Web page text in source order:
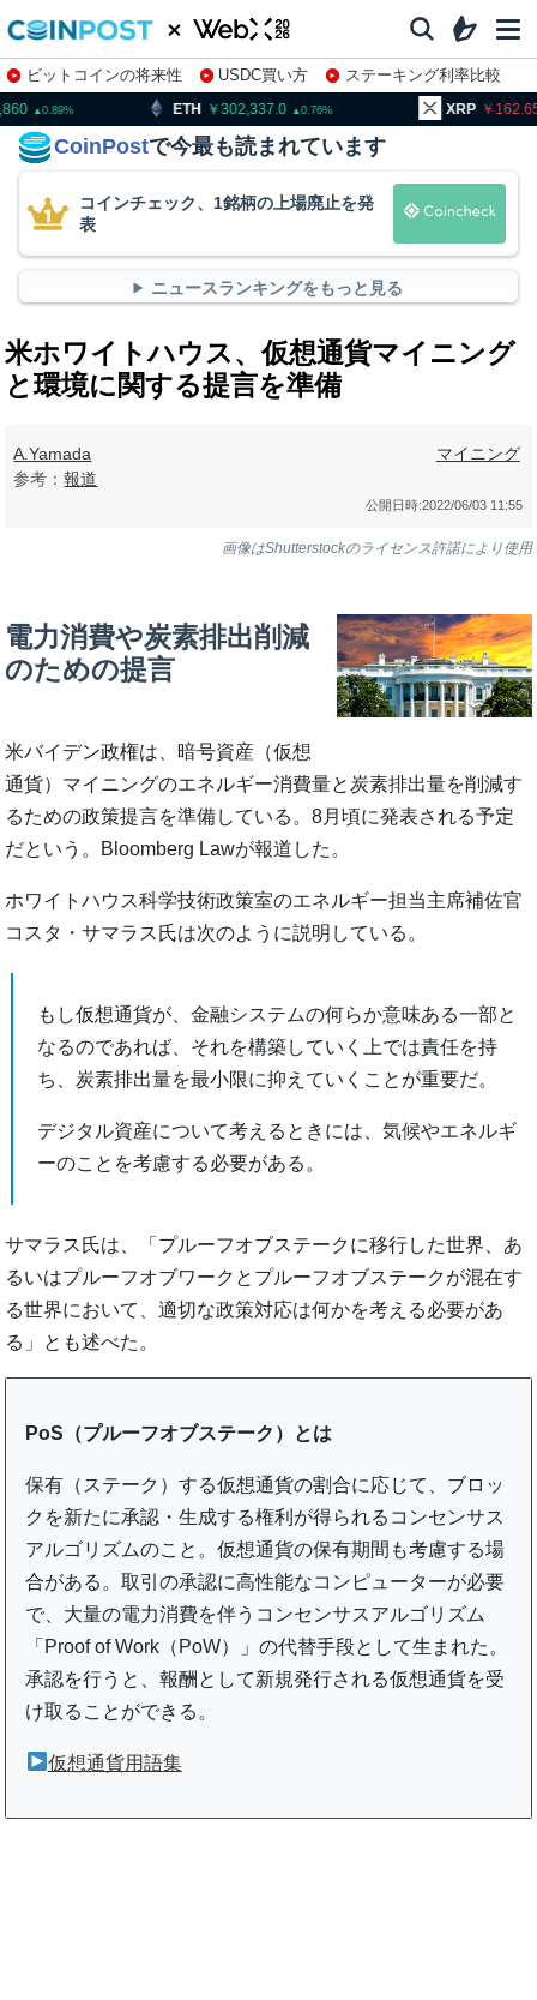
ビットコインの将来性 USDC買い方
ステーキング利率比較
株特集・関連銘柄
302,337.0 XRP 162.65
CoinPostで今最も読まれています
コインチェック、1銘柄の上場廃止を発
表
ニュースランキングをもっと見る
米ホワイトハウス、仮想通貨マイニング
と環境に関する提言を準備
A.Yamada
参考：報道
マイニング
公開日時:2022/06/03 11:55
画像はShutterstockのライセンス許諾により使用
電力消費や炭素排出削減
のための提言
米バイデン政権は、暗号資産（仮想
通貨）マイニングのエネルギー消費量と炭素排出量を削減す
るための政策提言を準備している。8月頃に発表される予定
だという。Bloomberg Lawが報道した。
ホワイトハウス科学技術政策室のエネルギー担当主席補佐官
コスタ・サマラス氏は次のように説明している。
もし仮想通貨が、金融システムの何らか意味ある一部と
なるのであれば、それを構築していく上では責任を持
ち、炭素排出量を最小限に抑えていくことが重要だ。
デジタル資産について考えるときには、気候やエネルギ
ーのことを考慮する必要がある。
サマラス氏は、「プルーフオブステークに移行した世界、あ
るいはプルーフオブワークとプルーフオブステークが混在す
る世界において、適切な政策対応は何かを考える必要があ
る」とも述べた。
PoS（プルーフオブステーク）とは
保有（ステーク）する仮想通貨の割合に応じて、ブロッ
クを新たに承認・生成する権利が得られるコンセンサス
アルゴリズムのこと。仮想通貨の保有期間も考慮する場
合がある。取引の承認に高性能なコンピューターが必要
で、大量の電力消費を伴うコンセンサスアルゴリズム
「Proof of Work（PoW）」の代替手段として生まれた。
承認を行うと、報酬として新規発行される仮想通貨を受
け取ることができる。
仮想通貨用語集